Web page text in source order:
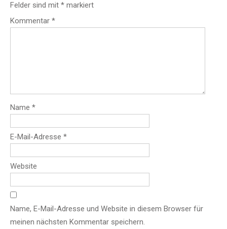
Felder sind mit * markiert
Kommentar *
Name *
E-Mail-Adresse *
Website
Name, E-Mail-Adresse und Website in diesem Browser für
meinen nächsten Kommentar speichern.